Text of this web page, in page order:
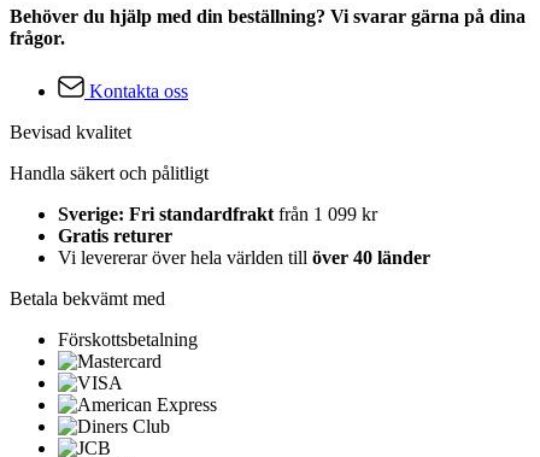
Behöver du hjälp med din beställning? Vi svarar gärna på dina
frågor.
Kontakta oss
Bevisad kvalitet
Handla säkert och pålitligt
Sverige: Fri standardfrakt från 1 099 kr
Gratis returer
Vi levererar över hela världen till över 40 länder
Betala bekvämt med
Förskottsbetalning